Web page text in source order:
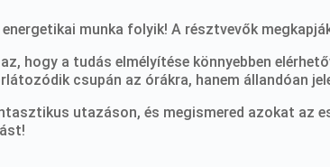
munka folyik! A résztvevők
hogy a tudás elmélyítése könnyebben
csupán az órákra, hanem állandóan
utazáson, és megismered azokat az